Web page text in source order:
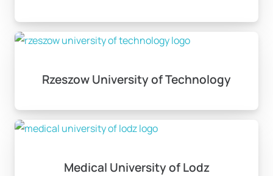
Rzeszow University of Technology
Medical University of Lodz